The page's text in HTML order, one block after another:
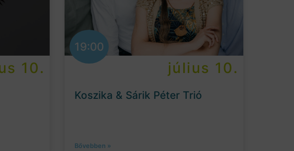
10.
19:00
július 10.
Koszika & Sárik Péter Trió
Bővebben »